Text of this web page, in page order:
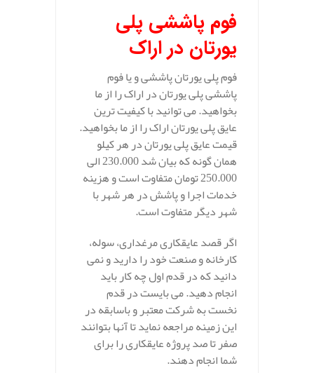
فوم پاششی پلی
یورتان در اراک
فوم پلی یورتان پاششی و یا فوم
پاششی پلی یورتان در اراک را از ما
بخواهید. می توانید با کیفیت ترین
عایق پلی یورتان اراک را از ما بخواهید.
قیمت عایق پلی یورتان در هر کیلو
همان گونه که بیان شد 230.000 الی
250.000 تومان متفاوت است و هزینه
خدمات اجرا و پاشش در هر شهر با
شهر دیگر متفاوت است.
اگر قصد عایقکاری مرغداری، سوله،
کارخانه و صنعت خود را دارید و نمی
دانید که در قدم اول چه کار باید
انجام دهید. می بایست در قدم
نخست به شرکت معتبر و باسابقه در
این زمینه مراجعه نماید تا آنها بتوانند
صفر تا صد پروژه عایقکاری را برای
شما انجام دهند.